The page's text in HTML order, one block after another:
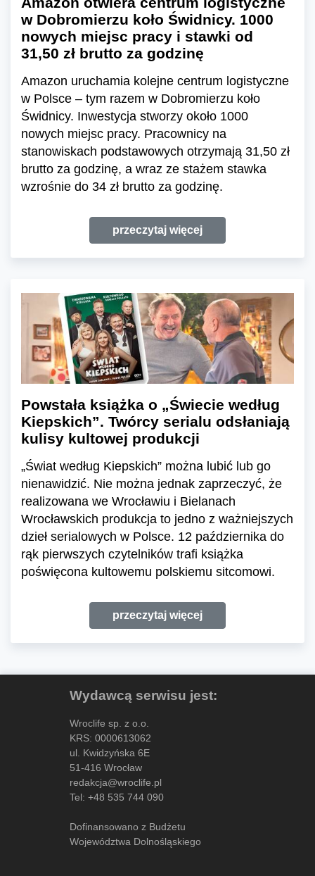
w Dobromierzu koło Świdnicy. 1000
nowych miejsc pracy i stawki od
31,50 zł brutto za godzinę
Amazon uruchamia kolejne centrum logistyczne
w Polsce – tym razem w Dobromierzu koło
Świdnicy. Inwestycja stworzy około 1000
nowych miejsc pracy. Pracownicy na
stanowiskach podstawowych otrzymają 31,50 zł
brutto za godzinę, a wraz ze stażem stawka
wzrośnie do 34 zł brutto za godzinę.
przeczytaj więcej
Powstała książka o „Świecie według
Kiepskich”. Twórcy serialu odsłaniają
kulisy kultowej produkcji
„Świat według Kiepskich” można lubić lub go
nienawidzić. Nie można jednak zaprzeczyć, że
realizowana we Wrocławiu i Bielanach
Wrocławskich produkcja to jedno z ważniejszych
dzieł serialowych w Polsce. 12 października do
rąk pierwszych czytelników trafi książka
poświęcona kultowemu polskiemu sitcomowi.
przeczytaj więcej
Wydawcą serwisu jest:
Wroclife sp. z o.o.
KRS: 0000613062
ul. Kwidzyńska 6E
51-416 Wrocław
redakcja@wroclife.pl
Tel: +48 535 744 090
Dofinansowano z Budżetu
Województwa Dolnośląskiego